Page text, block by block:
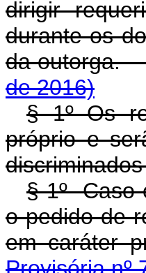
dirigir
durante os
da
de 2016)
§ 1º Os
próprio e
§ 1ºCaso
o pedido de
em caráter